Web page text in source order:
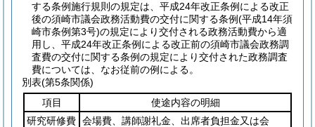
する条例施行規則の規定は、平成24年改正条例による改正
後の須崎市議会政務活動費の交付に関する条例(平成14年須
崎市条例第3号)の規定により交付される政務活動費から適
用し、平成24年改正条例による改正前の須崎市議会政務調
査費の交付に関する条例の規定により交付された政務調査
費については、なお従前の例による。
別表(第5条関係)
項目
使途内容の明細
研究研修費 会場費、講師謝礼金、出席者負担金又は会